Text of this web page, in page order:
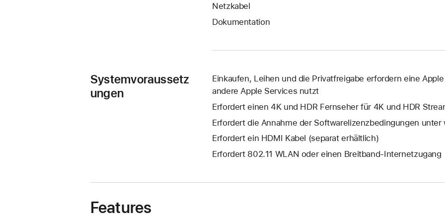
Netzkabel
Dokumentation
Systemvoraussetz
ungen
Einkaufen, Leihen und die Privatfreigabe erfordern eine
andere Apple Services nutzt
Erfordert einen 4K und HDR Fernseher für 4K und HDR
Erfordert die Annahme der Softwarelizenzbedingungen
Erfordert ein HDMI Kabel (separat erhältlich)
Erfordert 802.11 WLAN oder einen Breitband-Internetzugang
Features